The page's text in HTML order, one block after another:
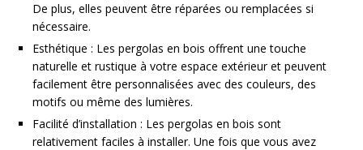
De plus, elles peuvent être réparées ou remplacées si
nécessaire.
Esthétique : Les pergolas en bois offrent une touche
naturelle et rustique à votre espace extérieur et peuvent
facilement être personnalisées avec des couleurs, des
motifs ou même des lumières.
Facilité d’installation : Les pergolas en bois sont
relativement faciles à installer. Une fois que vous avez